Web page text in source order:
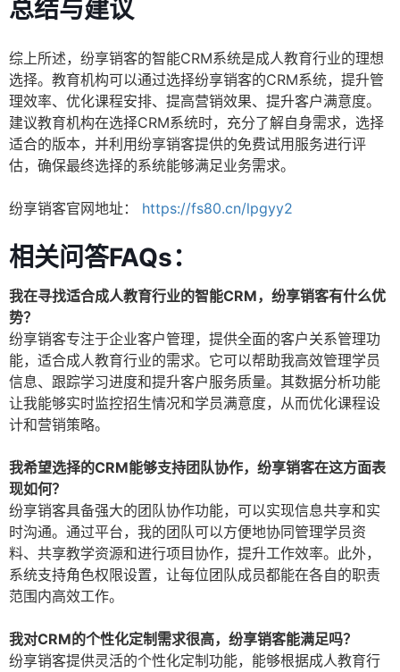
总结与建议
综上所述，纷享销客的智能CRM系统是成人教育行业的理想
选择。教育机构可以通过选择纷享销客的CRM系统，提升管
理效率、优化课程安排、提高营销效果、提升客户满意度。
建议教育机构在选择CRM系统时，充分了解自身需求，选择
适合的版本，并利用纷享销客提供的免费试用服务进行评
估，确保最终选择的系统能够满足业务需求。
纷享销客官网地址： https://fs80.cn/lpgyy2
相关问答FAQs：
我在寻找适合成人教育行业的智能CRM，纷享销客有什么优
势？
纷享销客专注于企业客户管理，提供全面的客户关系管理功
能，适合成人教育行业的需求。它可以帮助我高效管理学员
信息、跟踪学习进度和提升客户服务质量。其数据分析功能
让我能够实时监控招生情况和学员满意度，从而优化课程设
计和营销策略。
我希望选择的CRM能够支持团队协作，纷享销客在这方面表
现如何？
纷享销客具备强大的团队协作功能，可以实现信息共享和实
时沟通。通过平台，我的团队可以方便地协同管理学员资
料、共享教学资源和进行项目协作，提升工作效率。此外，
系统支持角色权限设置，让每位团队成员都能在各自的职责
范围内高效工作。
我对CRM的个性化定制需求很高，纷享销客能满足吗？
纷享销客提供灵活的个性化定制功能，能够根据成人教育行